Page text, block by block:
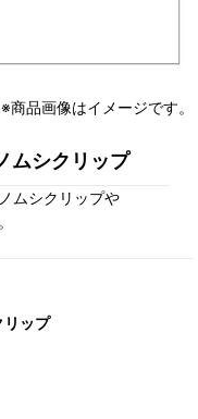
※商品画像はイメージです。
ムシクリップ
ムシクリップや
リップ